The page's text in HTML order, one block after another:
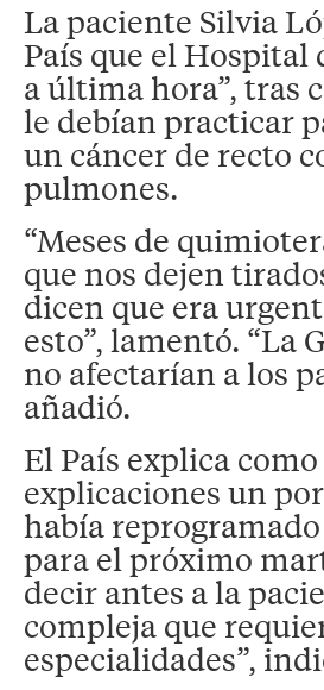
La paciente Silvia
País que el Hospital
a última hora”, tras
le debían practicar
un cáncer de recto
pulmones.
“Meses de
que nos dejen
dicen que era
esto”, lamentó. “La
no afectarían a los
añadió.
El País explica
explicaciones un
había
para el próximo
decir antes a la
compleja que
especialidades”,